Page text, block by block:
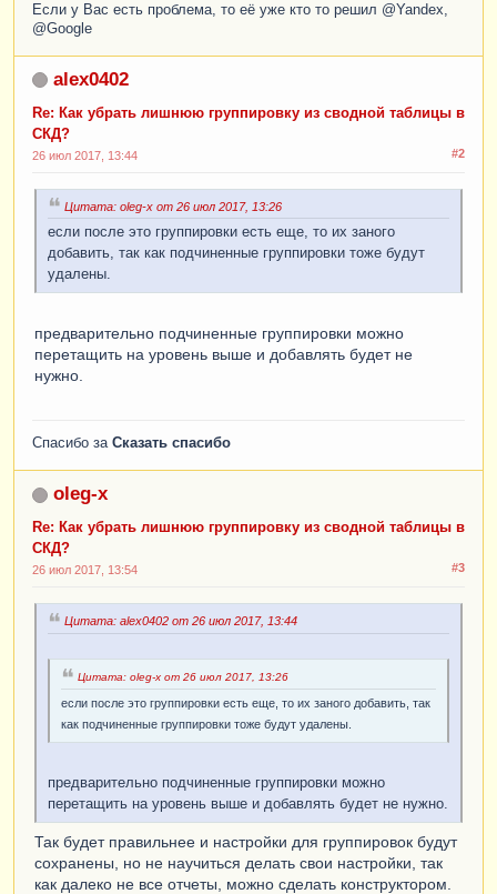
Если у Вас есть проблема, то её уже кто то решил @Yandex,
@Google
alex0402
Re: Как убрать лишнюю группировку из сводной таблицы в
СКД?
#2
26 июл 2017, 13:44
Цитата: oleg-x от 26 июл 2017, 13:26
если после это группировки есть еще, то их заного
добавить, так как подчиненные группировки тоже будут
удалены.
предварительно подчиненные группировки можно
перетащить на уровень выше и добавлять будет не
нужно.
Спасибо за Сказать спасибо
oleg-x
Re: Как убрать лишнюю группировку из сводной таблицы в
СКД?
#3
26 июл 2017, 13:54
Цитата: alex0402 от 26 июл 2017, 13:44
Цитата: oleg-x от 26 июл 2017, 13:26
если после это группировки есть еще, то их заного добавить, так
как подчиненные группировки тоже будут удалены.
предварительно подчиненные группировки можно
перетащить на уровень выше и добавлять будет не нужно.
Так будет правильнее и настройки для группировок будут
сохранены, но не научиться делать свои настройки, так
как далеко не все отчеты, можно сделать конструктором.